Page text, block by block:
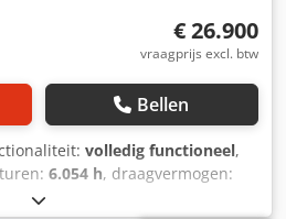
€ 26.900
vraagprijs excl. btw
Bellen
volledig functioneel,
6.054 h, draagvermogen:
mm